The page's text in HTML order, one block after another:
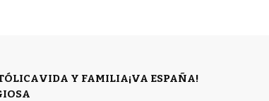
VIDA Y FAMILIA¡VA ESPAÑA!